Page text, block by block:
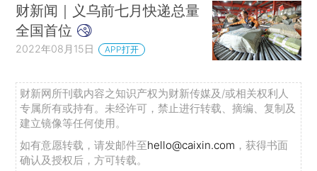
财新闻｜义乌前七月快递总量
全国首位
2022年08月15日 APP打开
财新网所刊载内容之知识产权为财新传媒及/或相关权利人
专属所有或持有。未经许可，禁止进行转载、摘编、复制及
建立镜像等任何使用。
如有意愿转载，请发邮件至hello@caixin.com ，获得书面
确认及授权后，方可转载。